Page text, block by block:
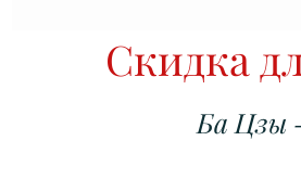
Скидка
Ба Цзы